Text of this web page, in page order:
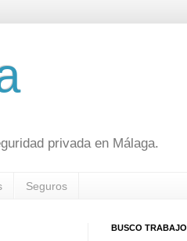
privada en Málaga.
Seguros
BUSCO TRABAJO